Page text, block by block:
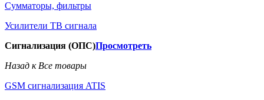
Сумматоры, фильтры
Усилители ТВ сигнала
Сигнализация (ОПС)Просмотреть
Назад к Все товары
GSM сигнализация ATIS